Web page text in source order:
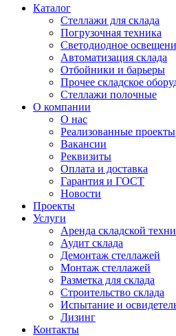
Каталог
Стеллажи для склада
Погрузочная техника
Светодиодное
Автоматизация склада
Отбойники и барьеры
Прочее складское
Стеллажи полочные
О компании
О нас
Реализованные проекты
Вакансии
Реквизиты
Оплата и доставка
Гарантия и ГОСТ
Новости
Проекты
Услуги
Аренда складской
Аудит склада
Демонтаж стеллажей
Монтаж стеллажей
Разметка для склада
Строительство склада
Испытание и
Лизинг
Контакты